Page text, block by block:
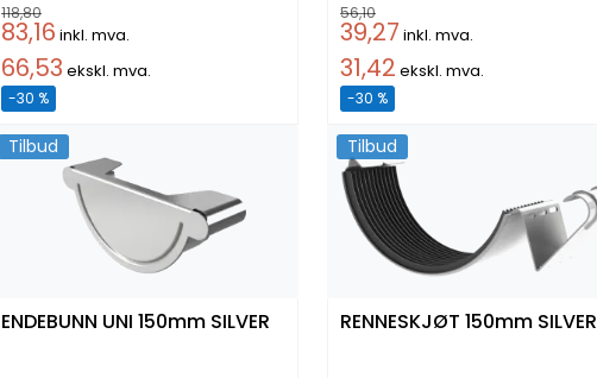
118,80
83,16 inkl. mva.
66,53 ekskl. mva.
-30 %
56,10
39,27 inkl. mva.
31,42 ekskl. mva.
-30 %
Tilbud
ENDEBUNN UNI 150mm SILVER
Tilbud
RENNESKJØT 150mm SILVER